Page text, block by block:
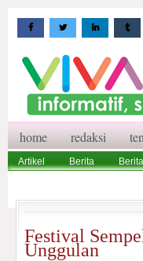
home redaksi
Artikel Berita
Festival
Unggulan